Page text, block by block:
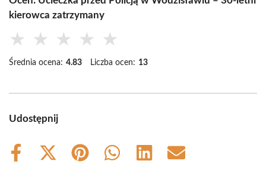
kierowca zatrzymany
★ ★ ★ ★ ★
Średnia ocena: 4.83 Liczba ocen: 13
Udostępnij
Share
Share
Share
Share
Share
Share